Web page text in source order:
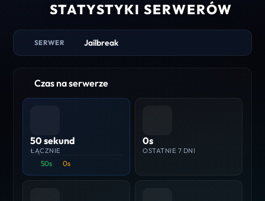
STATYSTYKI SERWERÓW
SERWER Jailbreak
Czas na serwerze
50 sekund
ŁĄCZNIE
50s 0s
0s
OSTATNIE 7 DNI